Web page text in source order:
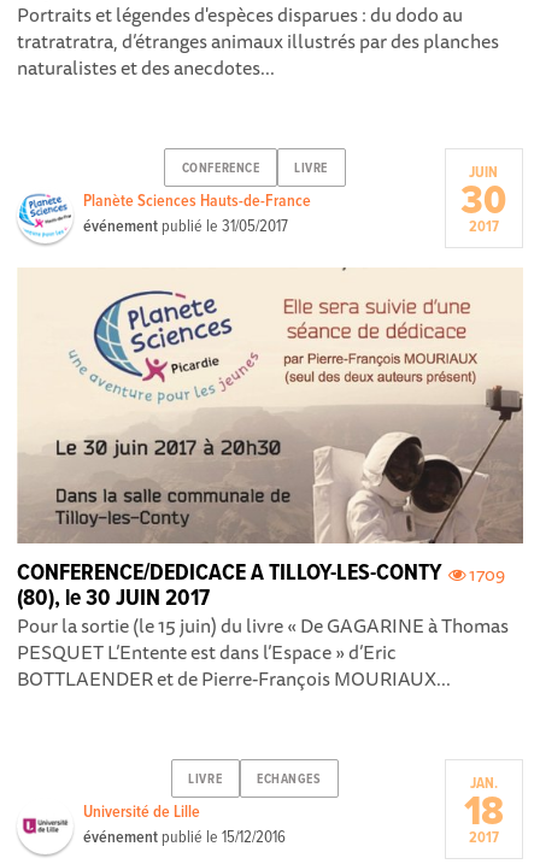
Portraits et légendes d'espèces disparues : du dodo au
tratratratra, d’étranges animaux illustrés par des planches
naturalistes et des anecdotes...
CONFERENCE LIVRE
Planète Sciences Hauts-de-France
événement publié le31/05/2017
JUIN
30
2017
1709
CONFERENCE/DEDICACE A TILLOY-LES-CONTY
(80), le 30 JUIN 2017
Pour la sortie (le 15 juin) du livre « De GAGARINE à Thomas
PESQUET L’Entente est dans l’Espace » d’Eric
BOTTLAENDER et de Pierre-François MOURIAUX...
LIVRE ECHANGES
Université de Lille
événement publié le15/12/2016
JAN.
18
2017